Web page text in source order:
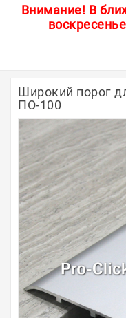
Внимание! В
Защитные уголки
Полосы из металла
Плинтуса
Профили для стекла
Обводы для труб
Алюминиевые
Крепёж и крепления
Садовая мебель
Оплата
Широкий порог
ПО-100